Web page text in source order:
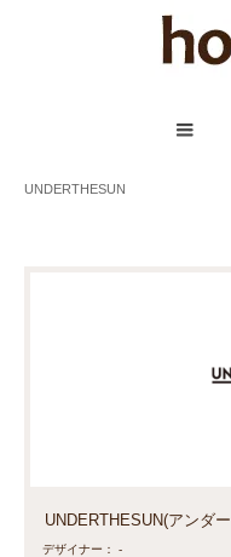
UNDERTHESUN
UNDERTHESUN(アンダ
デザイナー： -